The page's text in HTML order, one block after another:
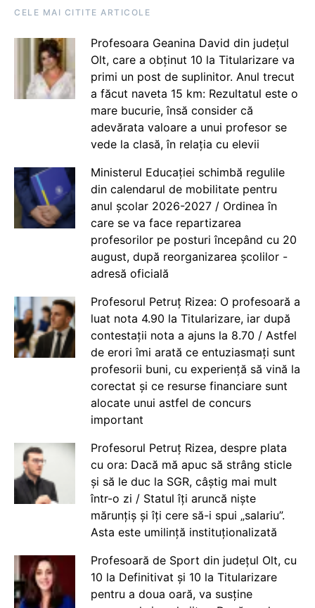
CELE MAI CITITE ARTICOLE
Profesoara Geanina David din județul
Olt, care a obținut 10 la Titularizare va
primi un post de suplinitor. Anul trecut
a făcut naveta 15 km: Rezultatul este o
mare bucurie, însă consider că
adevărata valoare a unui profesor se
vede la clasă, în relația cu elevii
Ministerul Educației schimbă regulile
din calendarul de mobilitate pentru
anul școlar 2026-2027 / Ordinea în
care se va face repartizarea
profesorilor pe posturi începând cu 20
august, după reorganizarea școlilor -
adresă oficială
Profesorul Petruț Rizea: O profesoară a
luat nota 4.90 la Titularizare, iar după
contestații nota a ajuns la 8.70 / Astfel
de erori îmi arată ce entuziasmați sunt
profesorii buni, cu experiență să vină la
corectat și ce resurse financiare sunt
alocate unui astfel de concurs
important
Profesorul Petruț Rizea, despre plata
cu ora: Dacă mă apuc să strâng sticle
și să le duc la SGR, câștig mai mult
într-o zi / Statul îți aruncă niște
mărunțiș și îți cere să-i spui „salariu”.
Asta este umilință instituționalizată
Profesoară de Sport din județul Olt, cu
10 la Definitivat și 10 la Titularizare
pentru a doua oară, va susține